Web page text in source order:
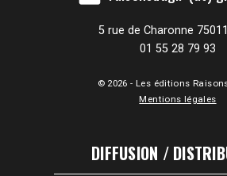
5 rue de Charonne
01 55 28 79 93
© 2026 - Les éditions
Mentions légales
DIFFUSION /